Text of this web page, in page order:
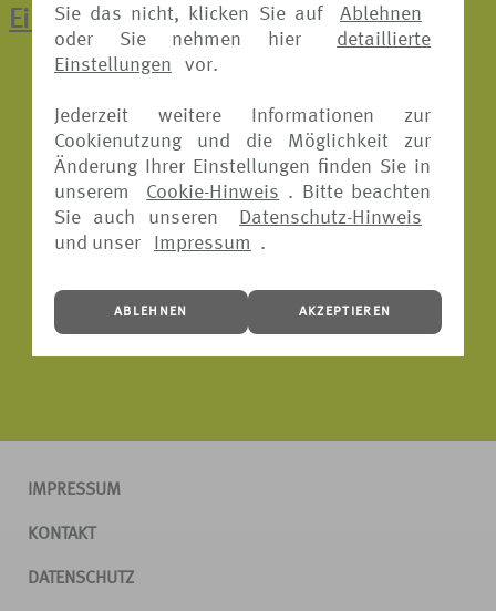
Sie das nicht, klicken Sie auf
Ablehnen
oder Sie nehmen hier
detaillierte
Einstellungen
vor.
Jederzeit weitere Informationen zur
Cookienutzung und die Möglichkeit zur
Änderung Ihrer Einstellungen finden Sie in
unserem
Cookie-Hinweis . Bitte beachten
Sie auch unseren
Datenschutz-Hinweis
und unser
Impressum .
ABLEHNEN AKZEPTIEREN
Ein Klick zur Online-Schadenmeldung
IMPRESSUM
KONTAKT
DATENSCHUTZ